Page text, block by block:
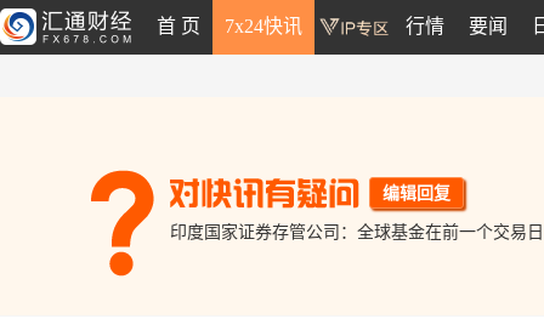
首 页 7x24快讯 行情 要闻
印度国家证券存管公司：全球基金在前一个交易
编辑回复